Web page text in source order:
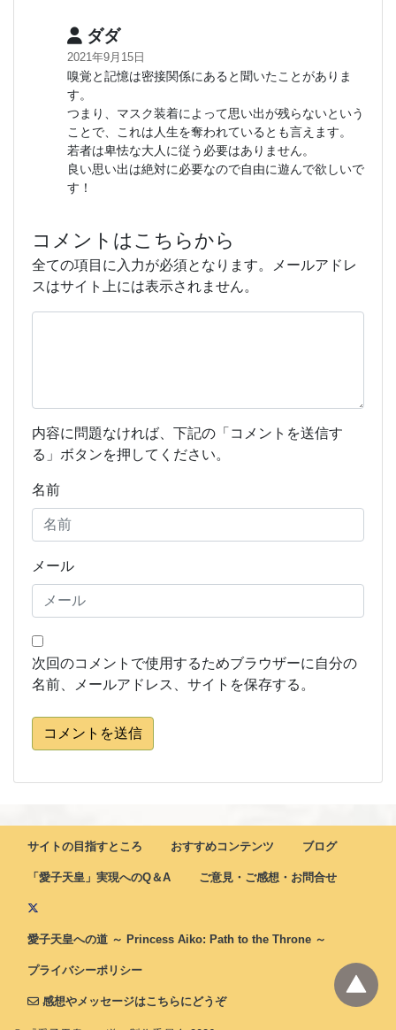
ダダ
2021年9月15日
嗅覚と記憶は密接関係にあると聞いたことがありま
す。
つまり、マスク装着によって思い出が残らないという
ことで、これは人生を奪われているとも言えます。
若者は卑怯な大人に従う必要はありません。
良い思い出は絶対に必要なので自由に遊んで欲しいで
す！
コメントはこちらから
全ての項目に入力が必須となります。メールアドレ
スはサイト上には表示されません。
内容に問題なければ、下記の「コメントを送信す
る」ボタンを押してください。
名前
メール
次回のコメントで使用するためブラウザーに自分の
名前、メールアドレス、サイトを保存する。
コメントを送信
サイトの目指すところ おすすめコンテンツ ブログ
「愛子天皇」実現へのQ＆A ご意見・ご感想・お問合せ
愛子天皇への道 ～ Princess Aiko: Path to the Throne ～
プライバシーポリシー
感想やメッセージはこちらにどうぞ